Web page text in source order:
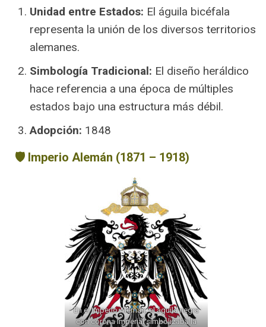
Unidad entre Estados: El águila bicéfala
representa la unión de los diversos territorios
alemanes.
Simbología Tradicional: El diseño heráldico
hace referencia a una época de múltiples
estados bajo una estructura más débil.
Adopción: 1848
🛡️ Imperio Alemán (1871 – 1918)
En el Imperio Alemán, el águila negra
con corona imperial simbolizaba la